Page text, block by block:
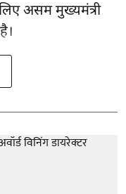
लिए असम मुख्यमंत्री